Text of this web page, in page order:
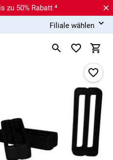
zu 50% Rabatt ⁴
Filiale wählen